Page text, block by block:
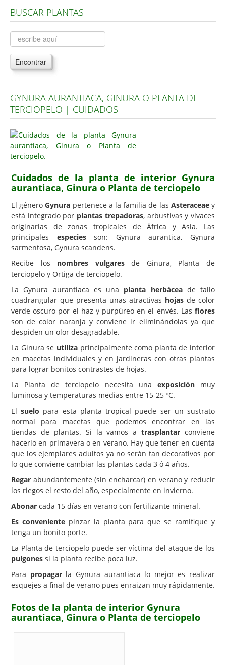
Árboles, Cicas y Palmeras de la G a la Z
Plantas Anuales y Perennes
Plantas Bulbosas y Acuáticas
Plantas de Interior
Plantas Aromáticas y de Huerto
Plantas Carnívoras y Orquídeas
Consejos
Hemisferio Norte
Hemisferio Sur
Enfermedades
Animales
Hongos
Carencias
Fotos
Flores y Plantas
Árboles y Palmeras
Arbustos y Trepadoras
Cactus y Suculentas
BUSCAR PLANTAS
Encontrar
GYNURA AURANTIACA, GINURA O PLANTA DE
TERCIOPELO | CUIDADOS
Cuidados de la planta de interior Gynura
aurantiaca, Ginura o Planta de terciopelo
El géneroGynura pertenece a la familia de las Asteraceaey
está integrado por plantas trepadoras, arbustivas y vivaces
originarias de zonas tropicales de África y Asia. Las
principales especiesson: Gynura aurantica, Gynura
sarmentosa, Gynura scandens.
Recibe los nombres vulgaresde Ginura, Planta de
terciopelo y Ortiga de terciopelo.
La Gynura aurantiaca es una planta herbáceade tallo
cuadrangular que presenta unas atractivas hojas de color
verde oscuro por el haz y purpúreo en el envés. Las flores
son de color naranja y conviene ir eliminándolas ya que
despiden un olor desagradable.
La Ginura se utilizaprincipalmente como planta de interior
en macetas individuales y en jardineras con otras plantas
para lograr bonitos contrastes de hojas.
La Planta de terciopelo necesita una exposiciónmuy
luminosa y temperaturas medias entre 15-25 ºC.
Elsuelo para esta planta tropical puede ser un sustrato
normal para macetas que podemos encontrar en las
tiendas de plantas. Si la vamos atrasplantar conviene
hacerlo en primavera o en verano. Hay que tener en cuenta
que los ejemplares adultos ya no serán tan decorativos por
lo que conviene cambiar las plantas cada 3 ó 4 años.
Regar abundantemente (sin encharcar) en verano y reducir
los riegos el resto del año, especialmente en invierno.
Abonar cada 15 días en verano con fertilizante mineral.
Es convenientepinzar la planta para que se ramifique y
tenga un bonito porte.
La Planta de terciopelo puede ser víctima del ataque de los
pulgones si la planta recibe poca luz.
Para propagarla Gynura aurantiaca lo mejor es realizar
esquejes a final de verano pues enraizan muy rápidamente.
Fotos de la planta de interior Gynura
aurantiaca, Ginura o Planta de terciopelo